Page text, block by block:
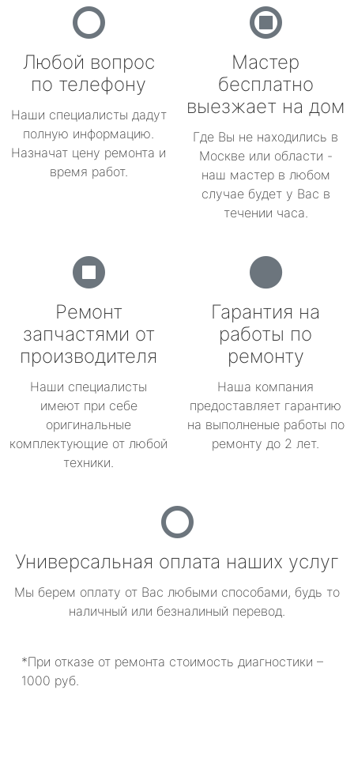
Любой вопрос
по телефону
Наши специалисты дадут
полную информацию.
Назначат цену ремонта и
время работ.
Мастер
бесплатно
выезжает на дом
Где Вы не находились в
Москве или области -
наш мастер в любом
случае будет у Вас в
течении часа.
Ремонт
запчастями от
производителя
Наши специалисты
имеют при себе
оригинальные
комплектующие от любой
техники.
Гарантия на
работы по
ремонту
Наша компания
предоставляет гарантию
на выполненые работы по
ремонту до 2 лет.
Универсальная оплата наших услуг
Мы берем оплату от Вас любыми способами, будь то
наличный или безналиный перевод.
*При отказе от ремонта стоимость диагностики –
1000 руб.